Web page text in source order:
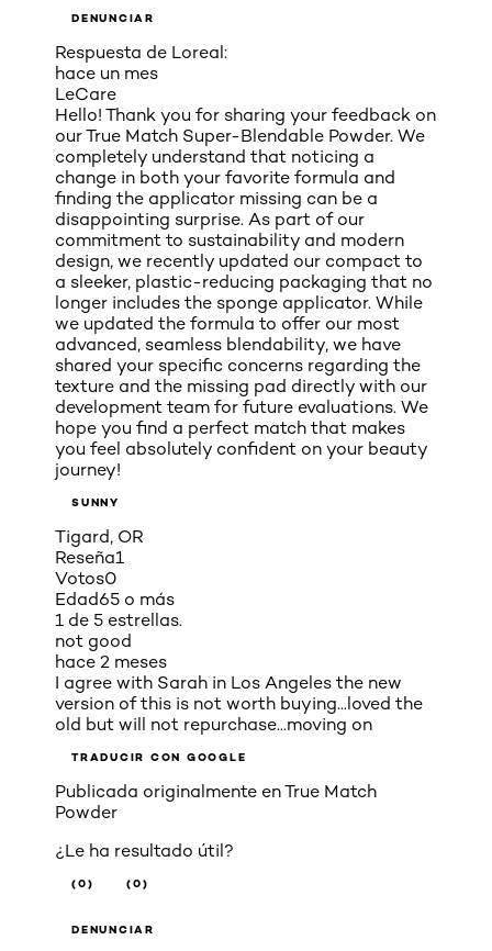
DENUNCIAR
Respuesta de Loreal:
hace un mes
LeCare
Hello! Thank you for sharing your feedback on
our True Match Super-Blendable Powder. We
completely understand that noticing a
change in both your favorite formula and
finding the applicator missing can be a
disappointing surprise. As part of our
commitment to sustainability and modern
design, we recently updated our compact to
a sleeker, plastic-reducing packaging that no
longer includes the sponge applicator. While
we updated the formula to offer our most
advanced, seamless blendability, we have
shared your specific concerns regarding the
texture and the missing pad directly with our
development team for future evaluations. We
hope you find a perfect match that makes
you feel absolutely confident on your beauty
journey!
SUNNY
Tigard, OR
Reseña1
Votos0
Edad65 o más
1 de 5 estrellas.
not good
hace 2 meses
I agree with Sarah in Los Angeles the new
version of this is not worth buying...loved the
old but will not repurchase...moving on
TRADUCIR CON GOOGLE
Publicada originalmente enTrue Match
Powder
¿Le ha resultado útil?
(0) (0)
DENUNCIAR